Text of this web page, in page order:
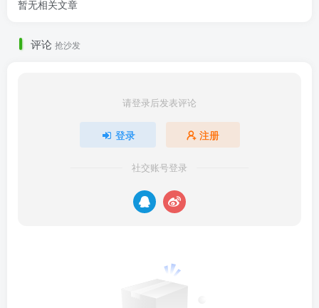
暂无相关文章
评论 抢沙发
请登录后发表评论
登录 注册
社交账号登录